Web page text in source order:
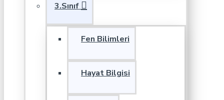
3.Sınıf
Fen Bilimleri
Hayat Bilgisi